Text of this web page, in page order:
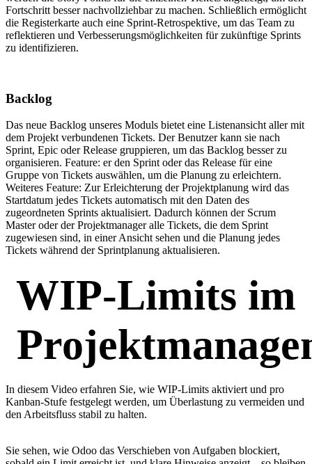
Fortschritt besser nachvollziehbar zu machen. Schließlich ermöglicht
die Registerkarte auch eine Sprint-Retrospektive, um das Team zu
reflektieren und Verbesserungsmöglichkeiten für zukünftige Sprints
zu identifizieren.
Backlog
Das neue Backlog unseres Moduls bietet eine Listenansicht aller mit
dem Projekt verbundenen Tickets. Der Benutzer kann sie nach
Sprint, Epic oder Release gruppieren, um das Backlog besser zu
organisieren. Feature: er den Sprint oder das Release für eine
Gruppe von Tickets auswählen, um die Planung zu erleichtern.
Weiteres Feature: Zur Erleichterung der Projektplanung wird das
Startdatum jedes Tickets automatisch mit den Daten des
zugeordneten Sprints aktualisiert. Dadurch können der Scrum
Master oder der Projektmanager alle Tickets, die dem Sprint
zugewiesen sind, in einer Ansicht sehen und die Planung jedes
Tickets während der Sprintplanung aktualisieren.
WIP-Limits im
In diesem Video erfahren Sie, wie WIP-Limits aktiviert und pro
Kanban-Stufe festgelegt werden, um Überlastung zu vermeiden und
den Arbeitsfluss stabil zu halten.
Sie sehen, wie Odoo das Verschieben von Aufgaben blockiert,